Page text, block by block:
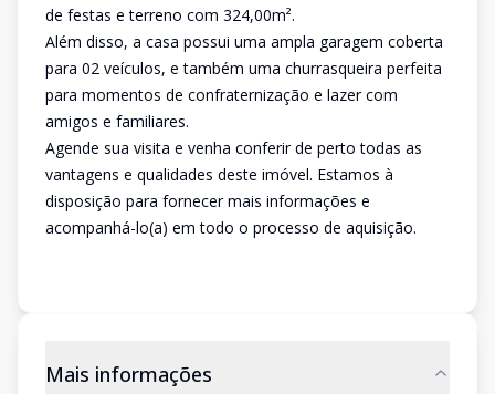
de festas e terreno com 324,00m².
Além disso, a casa possui uma ampla garagem coberta
para 02 veículos, e também uma churrasqueira perfeita
para momentos de confraternização e lazer com
amigos e familiares.
Agende sua visita e venha conferir de perto todas as
vantagens e qualidades deste imóvel. Estamos à
disposição para fornecer mais informações e
acompanhá-lo(a) em todo o processo de aquisição.
Mais informações